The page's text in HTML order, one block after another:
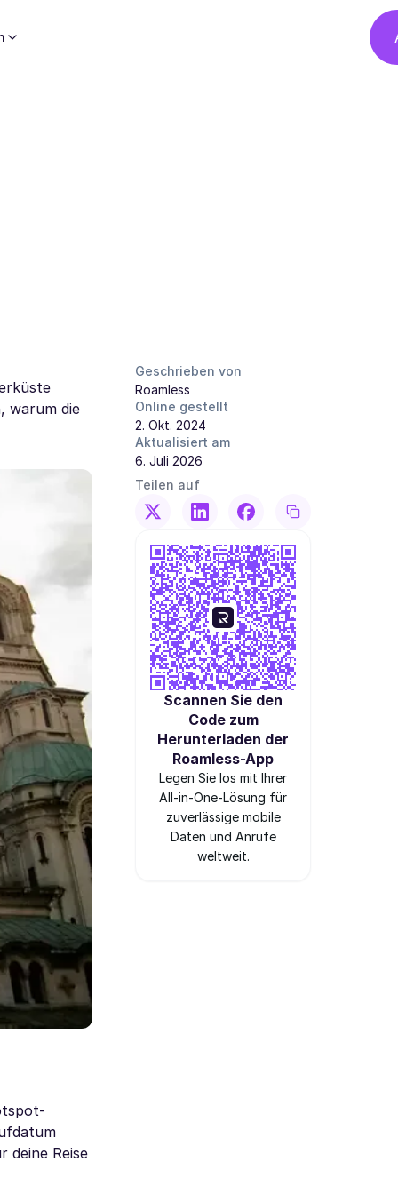
warum die
deine Reise
Geschrieben von
Roamless
Online gestellt
2. Okt. 2024
Aktualisiert am
6. Juli 2026
Teilen auf
Scannen Sie den
Code zum
Herunterladen der
Roamless-App
Legen Sie los mit Ihrer
All-in-One-Lösung für
zuverlässige mobile
Daten und Anrufe
weltweit.